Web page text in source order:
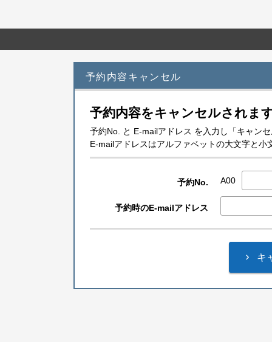
予約内容キャンセル
予約内容をキャンセルされま
予約No. と E-mailアドレス を入力し「キャン
E-mailアドレスはアルファベットの大文字と
予約No. A00
予約時のE-mailアドレス